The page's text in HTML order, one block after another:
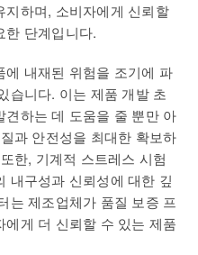
지하며, 소비자에게 신뢰할
한 단계입니다.
내재된 위험을 조기에 파
습니다. 이는 제품 개발 초
하는 데 도움을 줄 뿐만 아
과 안전성을 최대한 확보하
한, 기계적 스트레스 시험
내구성과 신뢰성에 대한 깊
는 제조업체가 품질 보증 프
게 더 신뢰할 수 있는 제품